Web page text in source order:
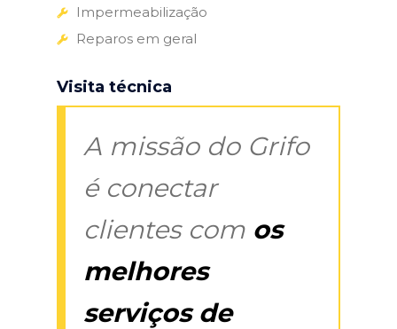
Impermeabilização
Reparos em geral
Visita técnica
A missão do Grifo
é conectar
clientes com os
melhores
serviços de